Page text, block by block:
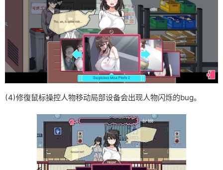
(4)修復鼠标操控人物移动局部设备会出现人物闪烁的bug。